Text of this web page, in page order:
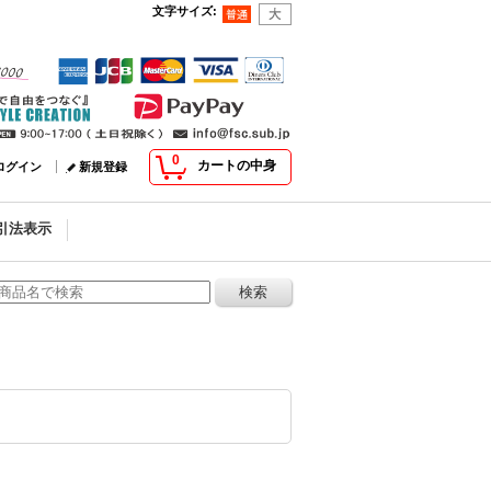
文字サイズ:
0 カートの中身
グイン 新規登録
法表示